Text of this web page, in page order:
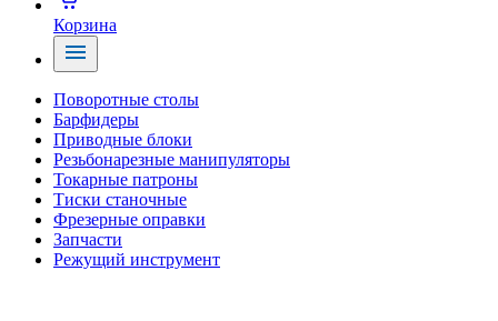
Корзина
Поворотные столы
Барфидеры
Приводные блоки
Резьбонарезные манипуляторы
Токарные патроны
Тиски станочные
Фрезерные оправки
Запчасти
Режущий инструмент